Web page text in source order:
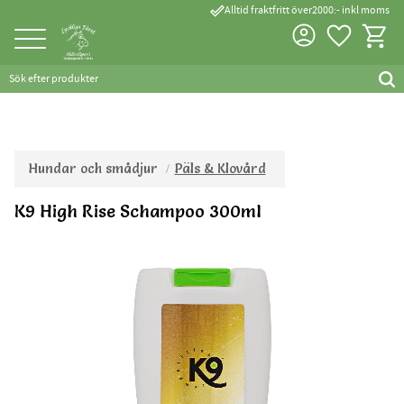
Meny
done_outlineAlltid fraktfritt över2000:- inkl moms
Favoriter
Hundar och smådjur Päls & Klovård
K9 High Rise Schampoo 300ml